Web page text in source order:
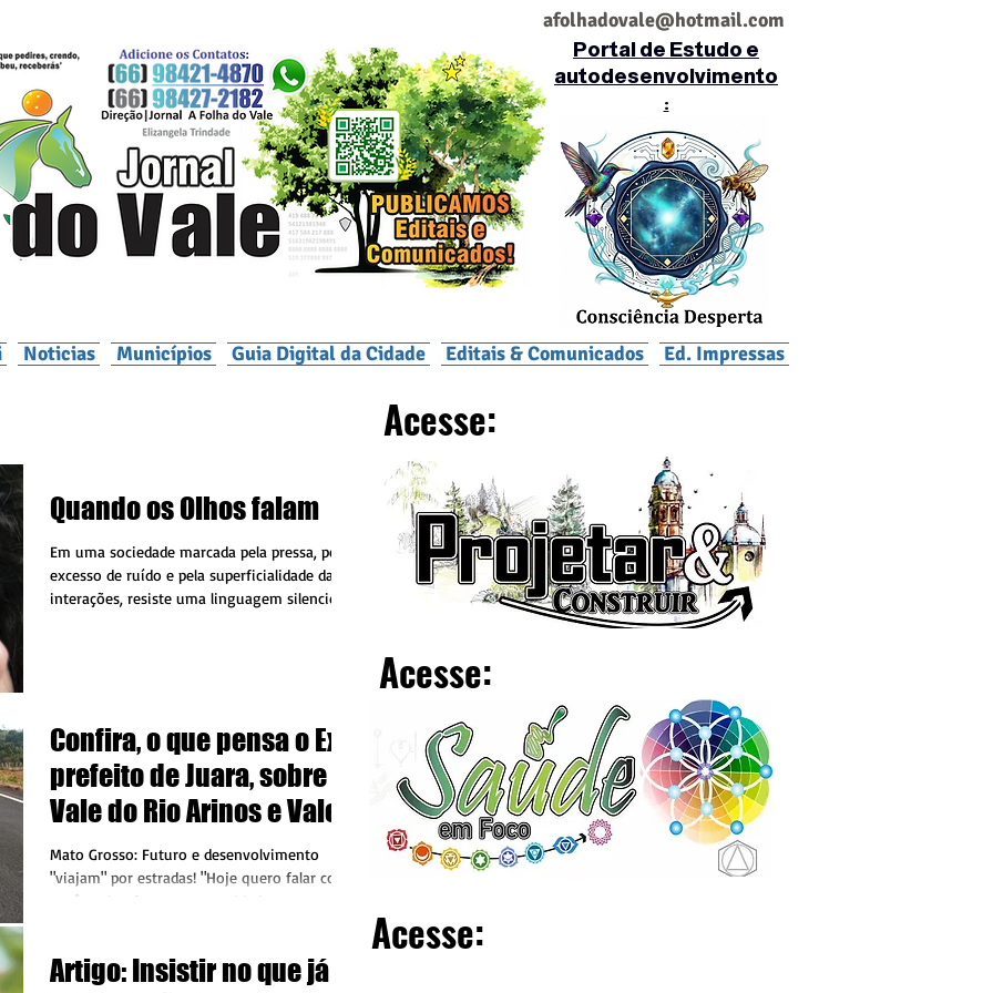
afolhadovale@hotmail.com
Portal de Estudo e
autodesenvolvimento
:
Noticias Municípios Guia Digital da Cidade Editais & Comunicados Ed. Impressas
Quando os Olhos falam
Em uma sociedade marcada pela pressa, pelo
excesso de ruído e pela superficialidade das
interações, resiste uma linguagem silenciosa
despertam memórias e o paladar traduz
experiências. No entanto, enquanto os
outros sentidos processam o mundo exterior,
é no olhar que a subje
Confira, o que pensa o Ex-
prefeito de Juara, sobre o
Vale do Rio Arinos e Vale
do Rio Juruena
Mato Grosso: Futuro e desenvolvimento
"viajam" por estradas! "Hoje quero falar com
vocês sobre futuro, prosperidade e
viaja por estradas. Ao longo da minha
Artigo: Insistir no que já
Acesse:
Acesse:
Acesse: